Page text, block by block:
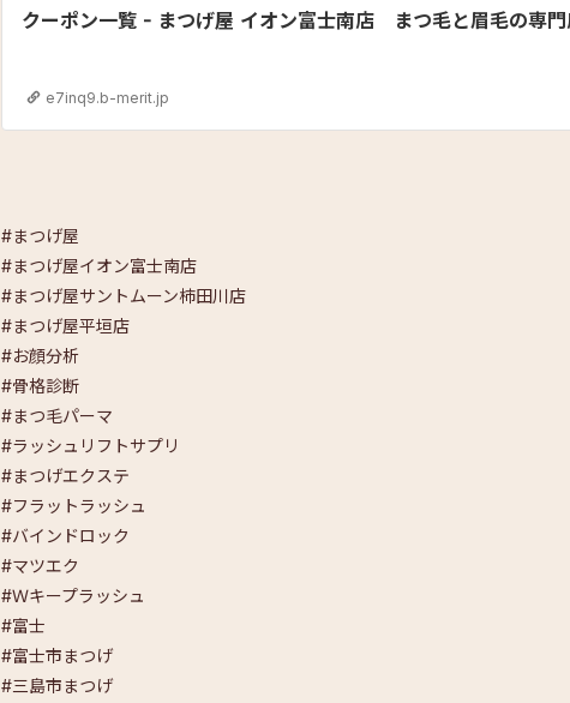
クーポン一覧 - まつげ屋 イオン富士南店 まつ毛と眉毛の専門
e7inq9.b-merit.jp
#まつげ屋
#まつげ屋イオン富士南店
#まつげ屋サントムーン柿田川店
#まつげ屋平垣店
#お顔分析
#骨格診断
#まつ毛パーマ
#ラッシュリフトサプリ
#まつげエクステ
#フラットラッシュ
#バインドロック
#マツエク
#Ｗキープラッシュ
#富士
#富士市まつげ
#三島市まつげ